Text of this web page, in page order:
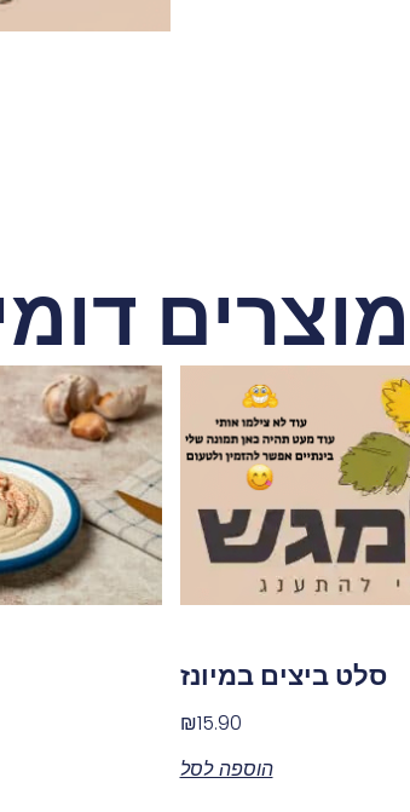
מוצרים
סלט ביצים במיונז
₪15.90
הוספה לסל